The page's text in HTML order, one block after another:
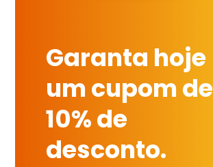
Garanta hoje
um cupom de
10% de
desconto.